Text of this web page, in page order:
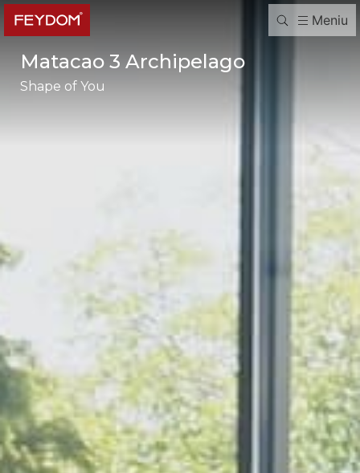
Meniu
Matacao 3 Archipelago
Shape of You